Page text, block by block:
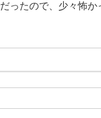
ったので、少々怖